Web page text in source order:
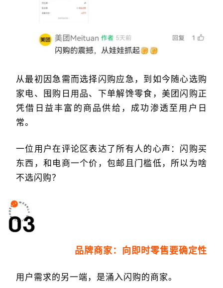
从最初因急需而选择闪购应急，到如今随心选购
家电、囤购日用品、下单解馋零食，美团闪购正
凭借日益丰富的商品供给，成功渗透至用户日
常。
一位用户在评论区表达了所有人的心声：闪购买
东西，和电商一个价，包邮且门槛低，所以为啥
不选闪购？
品牌商家：向即时零售要确定性
用户需求的另一端，是涌入闪购的商家。